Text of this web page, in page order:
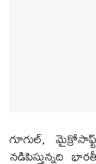
గూగుల్,
నడిపిస్తున్నది